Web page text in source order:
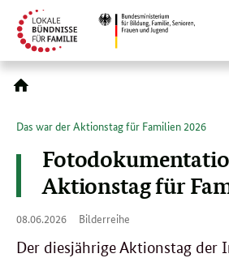
Direktlink:
Das war der Aktionstag für Familien 2026
Aktionstag für
08.06.2026 08.
2026
Bilderreihe
Der diesjährige Aktionstag der